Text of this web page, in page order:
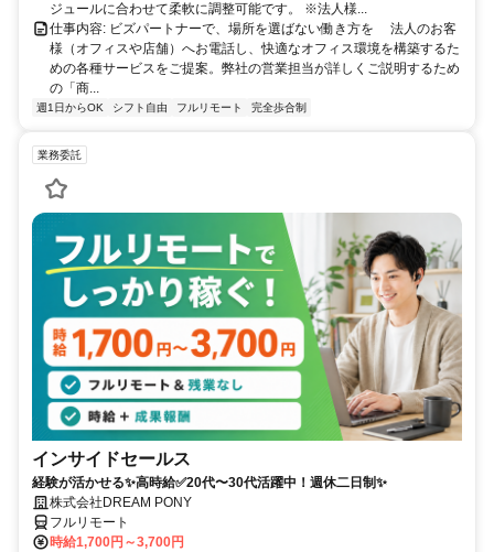
ジュールに合わせて柔軟に調整可能です。 ※法人様...
仕事内容: ビズパートナーで、場所を選ばない働き方を 法人のお客
様（オフィスや店舗）へお電話し、快適なオフィス環境を構築するた
めの各種サービスをご提案。弊社の営業担当が詳しくご説明するため
の「商...
週1日からOK シフト自由 フルリモート 完全歩合制
業務委託
インサイドセールス
経験が活かせる✨高時給✅20代〜30代活躍中！週休二日制✨
株式会社DREAM PONY
フルリモート
時給1,700円～3,700円